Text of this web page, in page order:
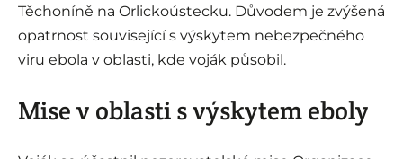
Těchoníně na Orlickoústecku. Důvodem je zvýšená
opatrnost související s výskytem nebezpečného
viru ebola v oblasti, kde voják působil.
Mise v oblasti s výskytem eboly